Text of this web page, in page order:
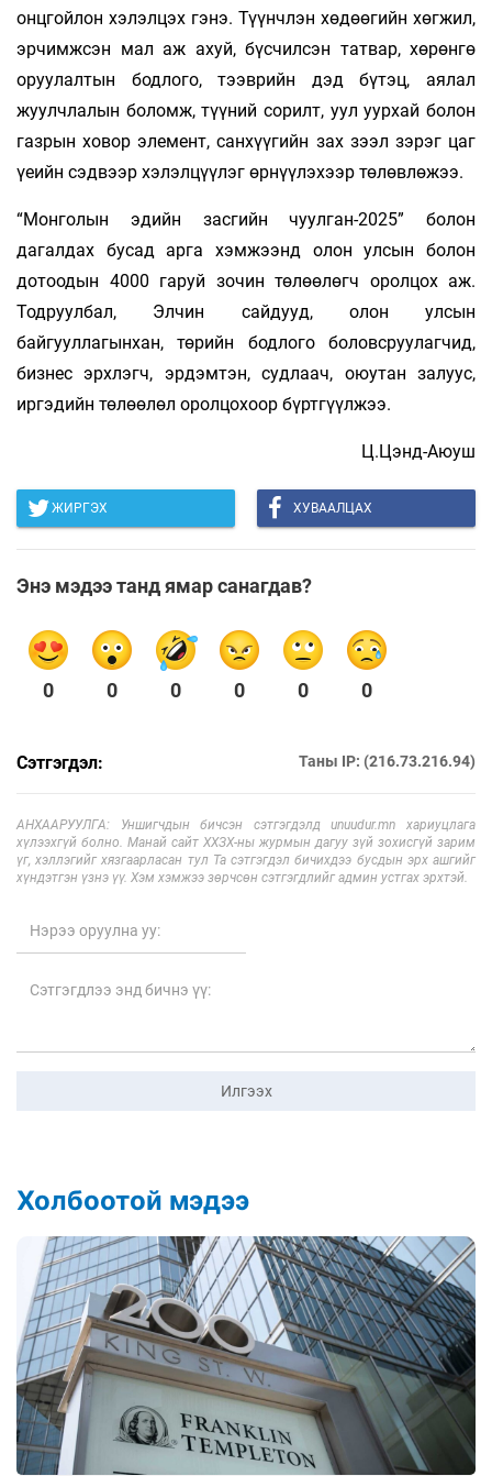
онцгойлон хэлэлцэх гэнэ. Түүнчлэн хөдөөгийн хөгжил,
эрчимжсэн мал аж ахуй, бүсчилсэн татвар, хөрөнгө
оруулалтын бодлого, тээврийн дэд бүтэц, аялал
жуулчлалын боломж, түүний сорилт, уул уурхай болон
газрын ховор элемент, санхүүгийн зах зээл зэрэг цаг
үеийн сэдвээр хэлэлцүүлэг өрнүүлэхээр төлөвлөжээ.
“Монголын эдийн засгийн чуулган-2025” болон
дагалдах бусад арга хэмжээнд олон улсын болон
дотоодын 4000 гаруй зочин төлөөлөгч оролцох аж.
Тодруулбал, Элчин сайдууд, олон улсын
байгууллагынхан, төрийн бодлого боловсруулагчид,
бизнес эрхлэгч, эрдэмтэн, судлаач, оюутан залуус,
иргэдийн төлөөлөл оролцохоор бүртгүүлжээ.
Ц.Цэнд-Аюуш
ЖИРГЭХ ХУВААЛЦАХ
Энэ мэдээ танд ямар санагдав?
0 0 0 0 0 0
Сэтгэгдэл: Таны IP: (216.73.216.94)
АНХААРУУЛГА: Уншигчдын бичсэн сэтгэгдэлд unuudur.mn хариуцлага
хүлээхгүй болно. Манай сайт ХХЗХ-ны журмын дагуу зүй зохисгүй зарим
үг, хэллэгийг хязгаарласан тул Та сэтгэгдэл бичихдээ бусдын эрх ашгийг
хүндэтгэн үзнэ үү. Хэм хэмжээ зөрчсөн сэтгэгдлийг админ устгах эрхтэй.
Илгээх
Холбоотой мэдээ